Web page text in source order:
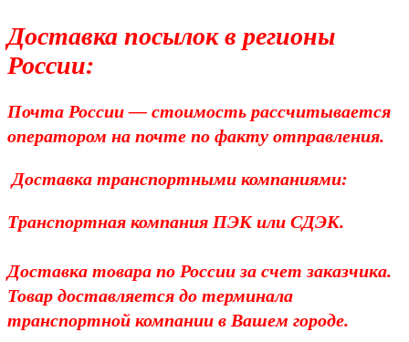
Доставка посылок в регионы
России:
Почта России — стоимость рассчитывается
оператором на почте по факту отправления.
Доставка транспортными компаниями:
Транспортная компания ПЭК или СДЭК.
Доставка товара по России за счет заказчика.
Товар доставляется до терминала
транспортной компании в Вашем городе.